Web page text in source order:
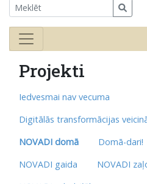
Projekti
Iedvesmai nav vecuma
Digitālās transformācijas
NOVADI domā
Domā-dari!
NOVADI gaida
NOVADI